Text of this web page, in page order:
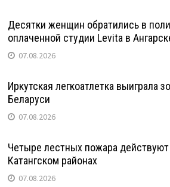
Десятки женщин обратились в
оплаченной студии Levita в
07.08.2026
Иркутская легкоатлетка выиграла
Беларуси
07.08.2026
Четыре лестных пожара действуют
Катангском районах
07.08.2026